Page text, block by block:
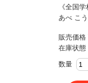
《全国
あべ こ
販売価
在庫状態
数量